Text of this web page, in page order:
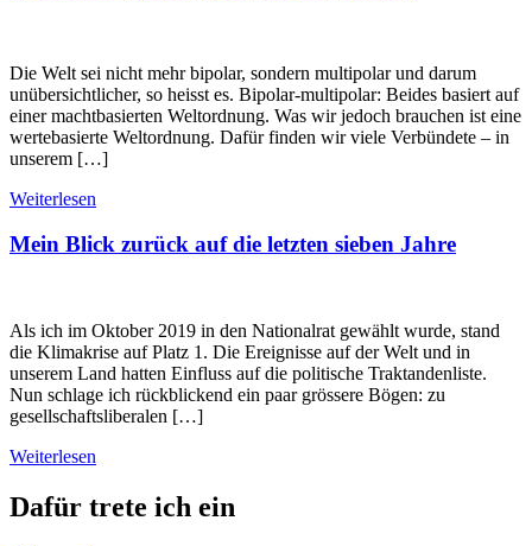
Die Welt sei nicht mehr bipolar, sondern multipolar und darum
unübersichtlicher, so heisst es. Bipolar-multipolar: Beides basiert auf
einer machtbasierten Weltordnung. Was wir jedoch brauchen ist eine
wertebasierte Weltordnung. Dafür finden wir viele Verbündete – in
unserem […]
Weiterlesen
Mein Blick zurück auf die letzten sieben Jahre
Als ich im Oktober 2019 in den Nationalrat gewählt wurde, stand
die Klimakrise auf Platz 1. Die Ereignisse auf der Welt und in
unserem Land hatten Einfluss auf die politische Traktandenliste.
Nun schlage ich rückblickend ein paar grössere Bögen: zu
gesellschaftsliberalen […]
Weiterlesen
Dafür trete ich ein